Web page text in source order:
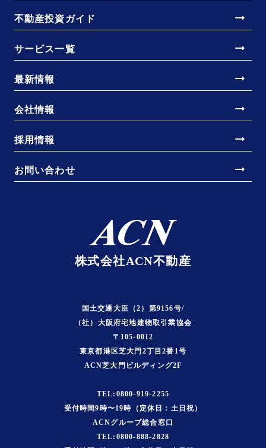
不動産投資ガイド arrow_right_alt
サービス一覧 arrow_right_alt
最新情報 arrow_right_alt
会社情報 arrow_right_alt
採用情報 arrow_right_alt
お問い合わせ arrow_right_alt
株式会社ACN不動産
国土交通大臣（2）第9156号/
（社）大阪府宅地建物取引業協会
〒105-0012
東京都港区芝大門2丁目2番1号
ACN芝大門ビルディング2F
TEL:0800-919-2255
受付時間9時〜19時（定休日：土日祝）
ACNグループ総合窓口
TEL:0800-888-2828